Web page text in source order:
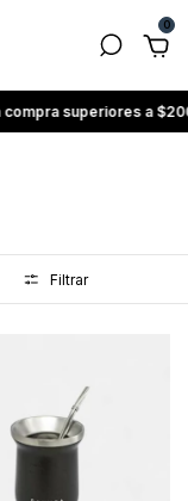
0
compra superiores a
Filtrar